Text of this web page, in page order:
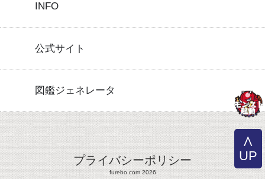
INFO
公式サイト
図鑑ジェネレータ
プライバシーポリシー
furebo.com 2026
UP